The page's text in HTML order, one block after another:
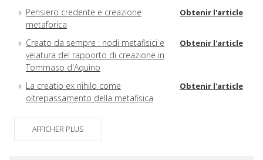
Pensiero credente e creazione
metaforica
Obtenir l'article
Creato da sempre : nodi metafisici e
velatura del rapporto di creazione in
Tommaso d'Aquino
Obtenir l'article
La creatio ex nihilo come
oltrepassamento della metafisica
Obtenir l'article
La creazione come evento e
manifestazione nella filosofia di
Hegel
AFFICHER PLUS